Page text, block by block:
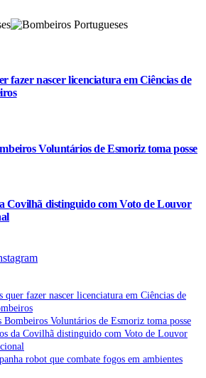
fazer nascer licenciatura em Ciências de
Voluntários de Esmoriz toma posse
Covilhã distinguido com Voto de Louvor
quer fazer nascer licenciatura em Ciências de
Bombeiros Voluntários de Esmoriz toma posse
da Covilhã distinguido com Voto de Louvor
robot que combate fogos em ambientes